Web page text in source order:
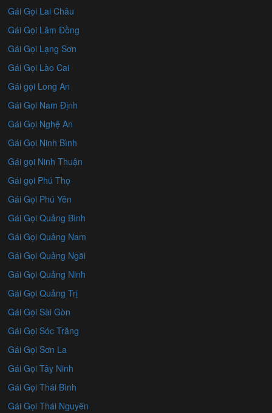
Gái Gọi Lai Châu
Gái Gọi Lâm Đồng
Gái Gọi Lạng Sơn
Gái Gọi Lào Cai
Gái gọi Long An
Gái Gọi Nam Định
Gái Gọi Nghệ An
Gái Gọi Ninh Bình
Gái gọi Ninh Thuận
Gái gọi Phú Thọ
Gái Gọi Phú Yên
Gái Gọi Quảng Bình
Gái Gọi Quảng Nam
Gái Gọi Quảng Ngãi
Gái Gọi Quảng Ninh
Gái Gọi Quảng Trị
Gái Gọi Sài Gòn
Gái Gọi Sóc Trăng
Gái Gọi Sơn La
Gái Gọi Tây Ninh
Gái Gọi Thái Bình
Gái Gọi Thái Nguyên